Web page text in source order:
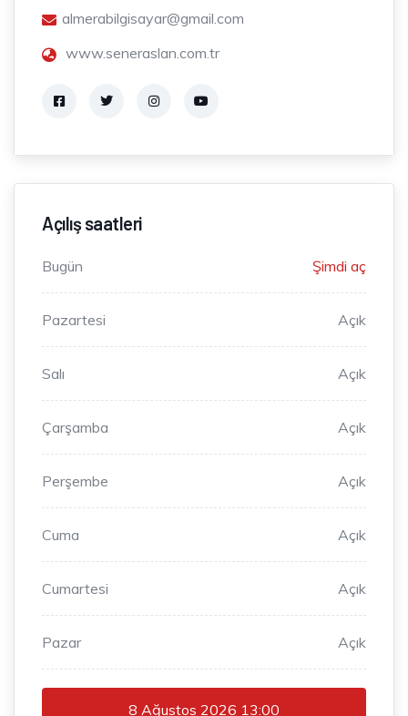
almerabilgisayar@gmail.com
www.seneraslan.com.tr
Açılış saatleri
Bugün Şimdi aç
Pazartesi Açık
Salı Açık
Çarşamba Açık
Perşembe Açık
Cuma Açık
Cumartesi Açık
Pazar Açık
8 Ağustos 2026 13:00